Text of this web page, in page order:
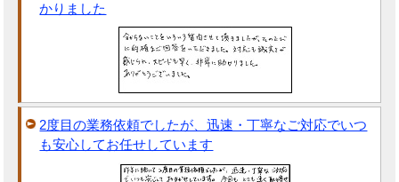
かりました
2度目の業務依頼でしたが、迅速・丁寧なご対応でいつ
も安心してお任せしています